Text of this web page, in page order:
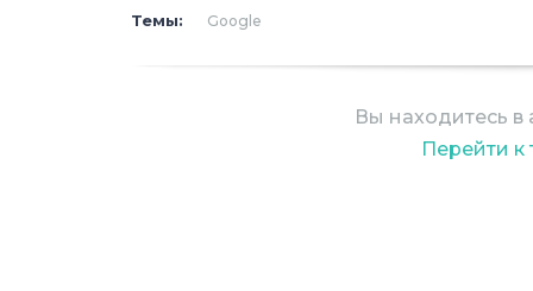
сотрудничестве с интернет-
опередить своего главного
Темы: Google
Вы находитесь в
Перейти к